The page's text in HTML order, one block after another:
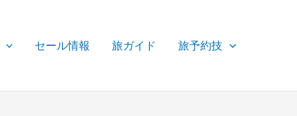
セール情報 旅ガイド 旅予約技